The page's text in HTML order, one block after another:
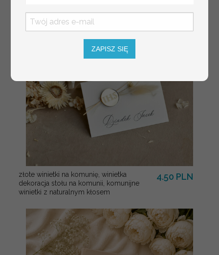
złote winietki na komunię, winietka
dekoracja stołu na komunii, komunijne
winietki z naturalnym kłosem
4.50 PLN
ZAPISZ SIĘ